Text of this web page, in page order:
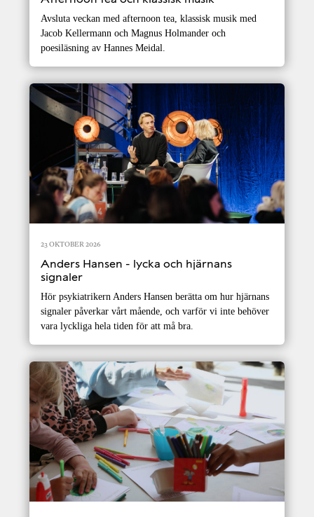
Avsluta veckan med afternoon tea, klassisk musik med
Jacob Kellermann och Magnus Holmander och
poesiläsning av Hannes Meidal.
23 OKTOBER 2026
Anders Hansen - lycka och hjärnans
signaler
Hör psykiatrikern Anders Hansen berätta om hur hjärnans
signaler påverkar vårt mående, och varför vi inte behöver
vara lyckliga hela tiden för att må bra.